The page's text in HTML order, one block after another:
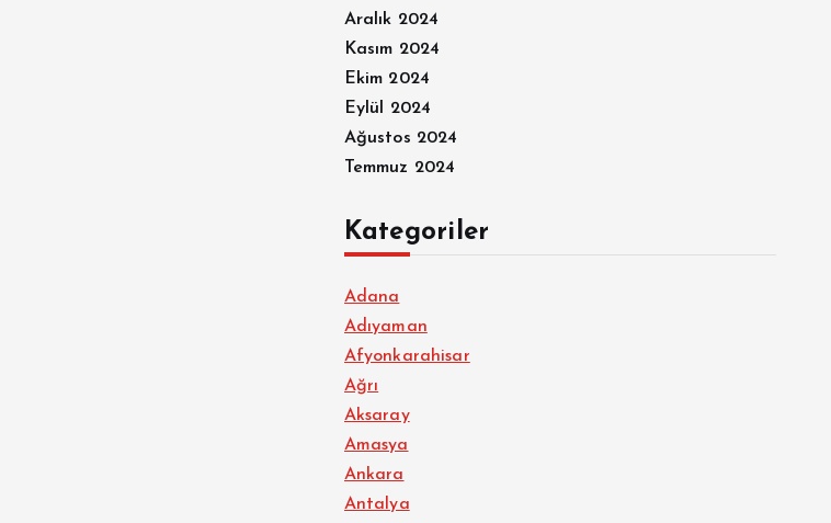
Aralık 2024
Kasım 2024
Ekim 2024
Eylül 2024
Ağustos 2024
Temmuz 2024
Kategoriler
Adana
Adıyaman
Afyonkarahisar
Ağrı
Aksaray
Amasya
Ankara
Antalya